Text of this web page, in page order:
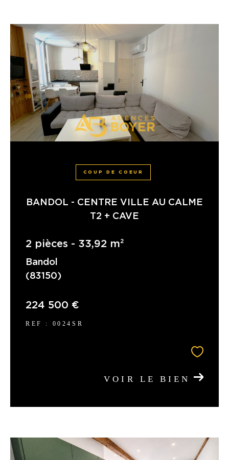
COUP DE COEUR
BANDOL - CENTRE VILLE AU CALME
T2 + CAVE
2 pièces - 33,92 m²
Bandol
(83150)
224 500 €
REF : 0024SR
VOIR LE BIEN